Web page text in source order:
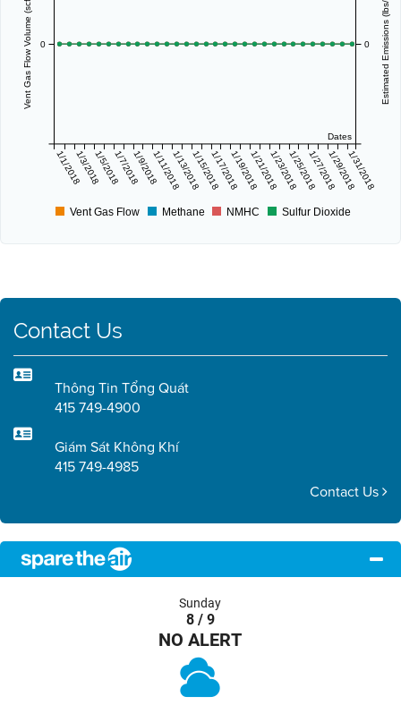
Dates
1/1/20181/3/20181/5/20181/7/20181/9/20181/11/20181/13/20181/15/20181/17/20181/19/20181/21/20181/23/20181/25/20181/27/20181/29/20181/31/2018
Vent Gas Flow Volume (scf/day) 0 Estimated Emissions (lbs/day)
0
Vent Gas Flow Methane NMHC Sulfur Dioxide
Contact Us
Thông Tin Tổng Quát
415 749-4900
Giám Sát Không Khí
415 749-4985
Contact Us
Sunday
8 / 9
NO ALERT